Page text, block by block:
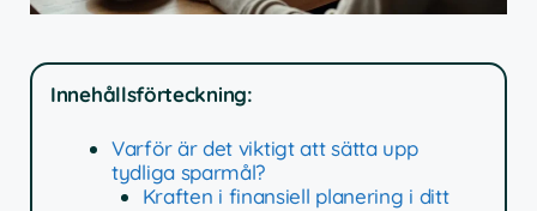
Innehållsförteckning:
Varför är det viktigt att sätta upp
tydliga sparmål?
Kraften i finansiell planering i ditt